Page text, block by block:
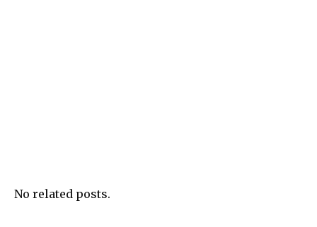
No related posts.